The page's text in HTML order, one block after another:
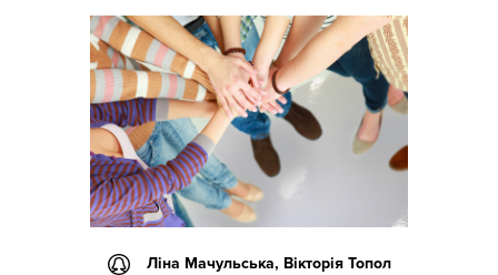
Ліна Мачульська, Вікторія Топол